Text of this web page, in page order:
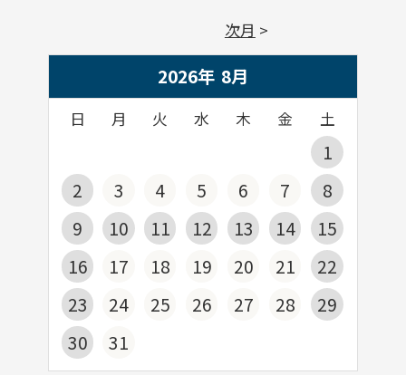
2026年 8月
日 月 火 水 木 金 土
1
2
3 4 5 6 7
8
9
10 11 12 13 14
15
16
17 18 19 20 21
22
23
24 25 26 27 28
29
30
31
次月